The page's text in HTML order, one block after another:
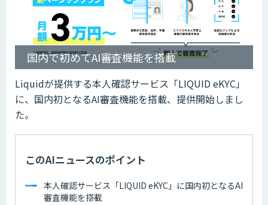
国内で初めてAI審査機能を搭載
Liquidが提供する本人確認サービス「LIQUID eKYC」
に、国内初となるAI審査機能を搭載、提供開始しまし
た。
このAIニュースのポイント
本人確認サービス「LIQUID eKYC」に国内初となるAI
審査機能を搭載